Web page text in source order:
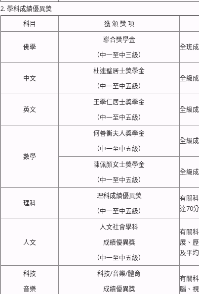
2. 學科成績優異獎
科目
獲 頒 獎 項
佛學
聯合獎學金
（中一至中三級）
全班
中文
杜連璧居士獎學金
（中一至中五級）
全級
英文
王學仁居士獎學金
（中一至中五級）
全級
數學
何善衡夫人獎學金
（中一至中五級）
全級
陳佩顏女士獎學金
（中一至中五級）
全級
理科
理科成績優異獎
（中一至中五級）
有關
達70
人文
人文社會學科
成績優異獎
（中一至中五級）
有關
展、
及平
科技
音樂
科技/音樂/體育
成績優異獎
有關
腦、